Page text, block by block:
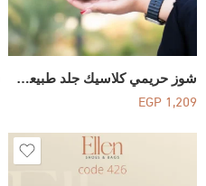
شوز حريمي كلاسيك جلد طبيعي كعب فلات 5 سم – Code 489
EGP1,209